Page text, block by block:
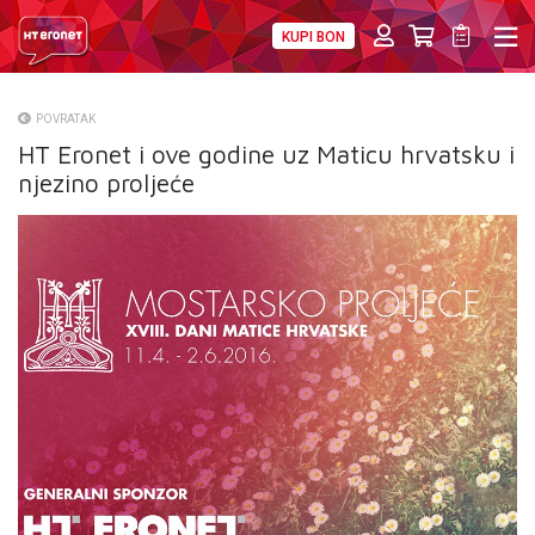
KUPI BON
O NAMA
VELEPRODAJA
KONTAKTI
MOJ PROFIL
E-RAČUN
POVRATAK
HT Eronet i ove godine uz Maticu hrvatsku i
njezino proljeće